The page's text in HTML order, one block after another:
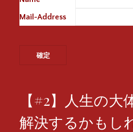
Mail-Address
【#2】人生の大
解決するかもし